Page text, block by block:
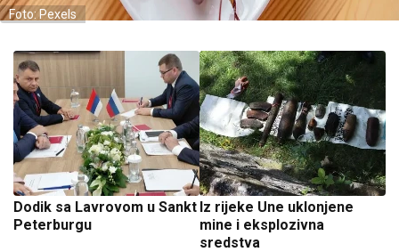
Foto: Pexels
Dodik sa Lavrovom u Sankt
Peterburgu
Iz rijeke Une uklonjene
mine i eksplozivna
sredstva